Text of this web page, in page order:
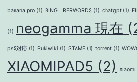
banana pro (1) BING RERWORDS (1) chatgpt (1)
(1) neogamma 現在
ps5対応 (1) Pukiwiki (1) STAME (1) torrent (1)
XIAOMIPAD5 (2)